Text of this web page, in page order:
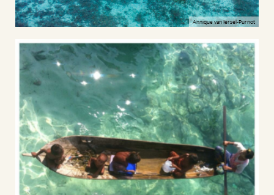
Annique van Iersel-Purnot